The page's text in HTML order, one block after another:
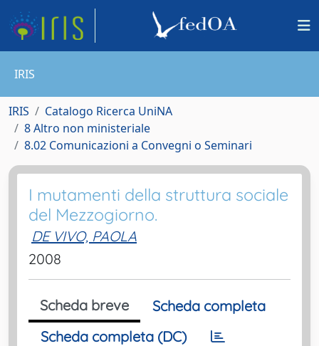
IRIS
IRIS
Catalogo Ricerca UniNA
8 Altro non ministeriale
8.02 Comunicazioni a Convegni o Seminari
I mutamenti della struttura sociale
del Mezzogiorno.
DE VIVO, PAOLA
2008
Scheda breve
Scheda completa
Scheda completa (DC)